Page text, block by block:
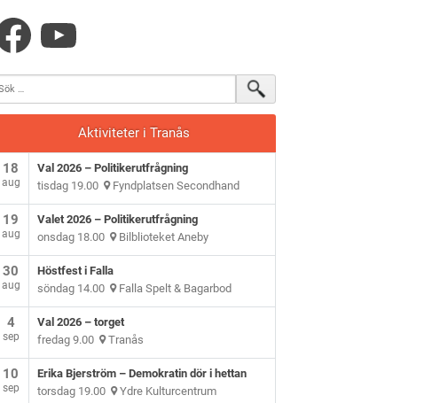
Aktiviteter i Tranås
18
aug
Val 2026 – Politikerutfrågning
tisdag 19.00 Fyndplatsen Secondhand
19
aug
Valet 2026 – Politikerutfrågning
onsdag 18.00 Bilblioteket Aneby
30
aug
Höstfest i Falla
söndag 14.00 Falla Spelt & Bagarbod
4
sep
Val 2026 – torget
fredag 9.00 Tranås
10
sep
Erika Bjerström – Demokratin dör i hettan
torsdag 19.00 Ydre Kulturcentrum